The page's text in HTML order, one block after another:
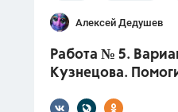
ГДЗ Алексей Дедушев
Работа № 5.
Кузнецова.